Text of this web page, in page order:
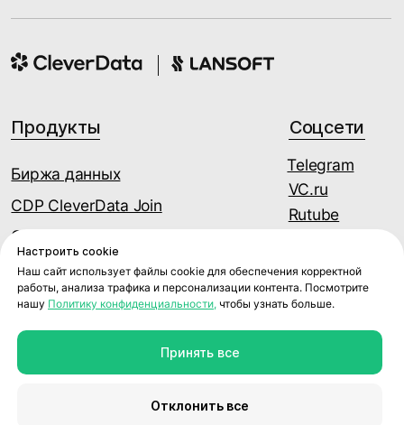
Настроить cookie
Наш сайт использует файлы cookie для обеспечения корректной
работы, анализа трафика и персонализации контента. Посмотрите
нашу Политику конфиденциальности, чтобы узнать больше.
Принять все
Отклонить все